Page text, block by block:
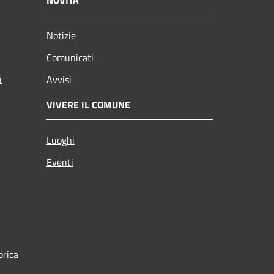
Notizie
Comunicati
Avvisi
VIVERE IL COMUNE
Luoghi
Eventi